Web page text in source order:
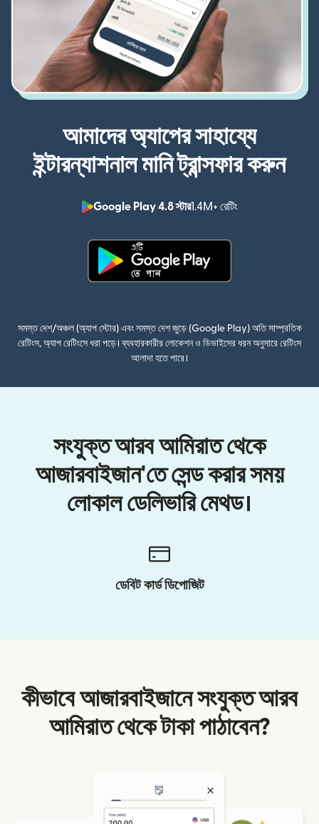
আমাদের অ্যাপের সাহায্যে
ইন্টারন্যাশনাল মানি ট্রান্সফার করুন
Google Play 4.8 স্টার1.4M+ রেটিং
সমস্ত দেশ/অঞ্চল (অ্যাপ স্টোর) এবং সমস্ত দেশ জুড়ে (Google Play) অতি সাম্প্রতিক
রেটিংস, অ্যাপ রেটিংসে ধরা পড়ে। ব্যবহারকারীর লোকেশন ও ডিভাইসের ধরন অনুসারে রেটিংস
আলাদা হতে পারে।
সংযুক্ত আরব আমিরাত থেকে
আজারবাইজান'তে সেন্ড করার সময়
লোকাল ডেলিভারি মেথড।
ডেবিট কার্ড ডিপোজিট
কীভাবে আজারবাইজানে সংযুক্ত আরব
আমিরাত থেকে টাকা পাঠাবেন?